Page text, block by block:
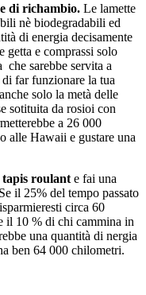
di richambio. Le lamette
nè biodegradabili ed
di energia decisamente
getta e comprassi solo
sarebbe servita a
far funzionare la tua
solo la metà delle
sotituita da rosioi con
a 26 000
alle Hawaii e gustare una
tapis roulant e fai una
il 25% del tempo passato
circa 60
il 10 % di chi cammina in
una quantità di nergia
ben 64 000 chilometri.